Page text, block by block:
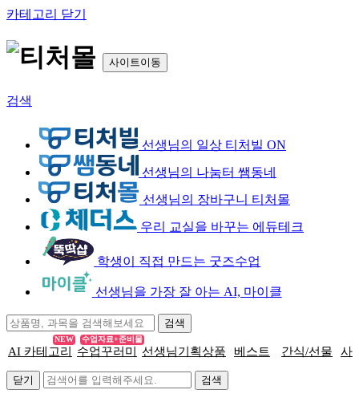
카테고리 닫기
사이트이동
검색
선생님의 일상 티처빌 ON
선생님의 나눔터 쌤동네
선생님의 장바구니 티처몰
우리 교실을 바꾸는 에듀테크
학생이 직접 만드는 굿즈수업
선생님을 가장 잘 아는 AI, 마이클
AI 카테고리
NEW
수업꾸러미
수업자료+준비물
선생님기획상품 베스트 간식/선물 사
닫기